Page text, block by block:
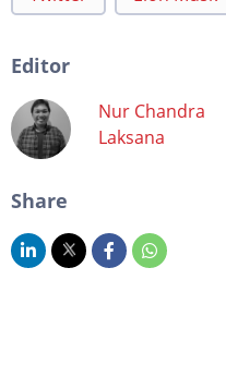
Editor
Nur Chandra
Laksana
Share